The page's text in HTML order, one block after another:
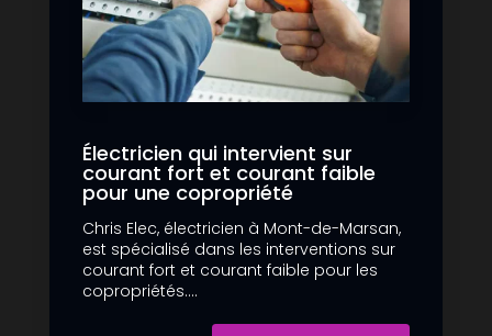
Électricien qui intervient sur
courant fort et courant faible
pour une copropriété
Chris Elec, électricien à Mont-de-Marsan,
est spécialisé dans les interventions sur
courant fort et courant faible pour les
copropriétés....